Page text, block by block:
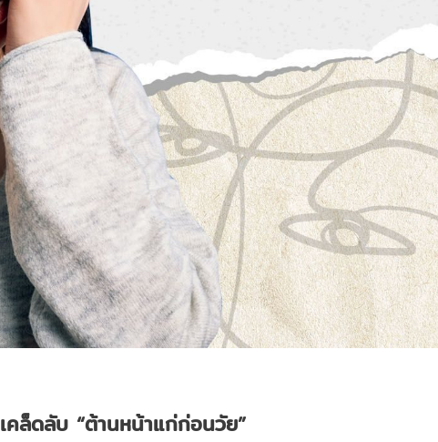
เคล็ดลับ “ต้านหน้าแก่ก่อนวัย”